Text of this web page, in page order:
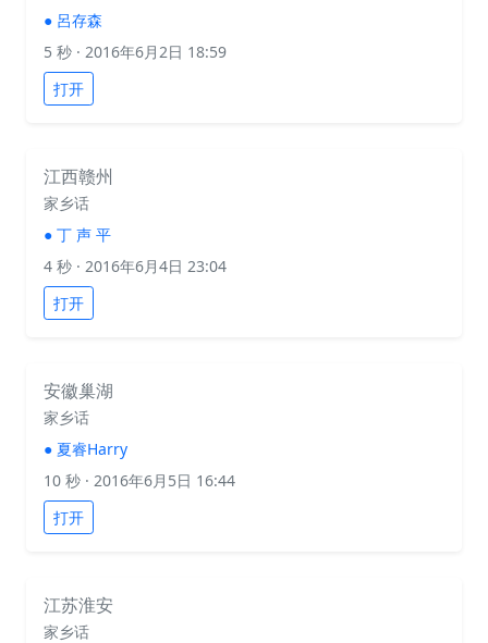
● 呂存森
5 秒 · 2016年6月2日 18:59
打开
江西赣州
家乡话
● 丁 声 平
4 秒 · 2016年6月4日 23:04
打开
安徽巢湖
家乡话
● 夏睿Harry
10 秒 · 2016年6月5日 16:44
打开
江苏淮安
家乡话